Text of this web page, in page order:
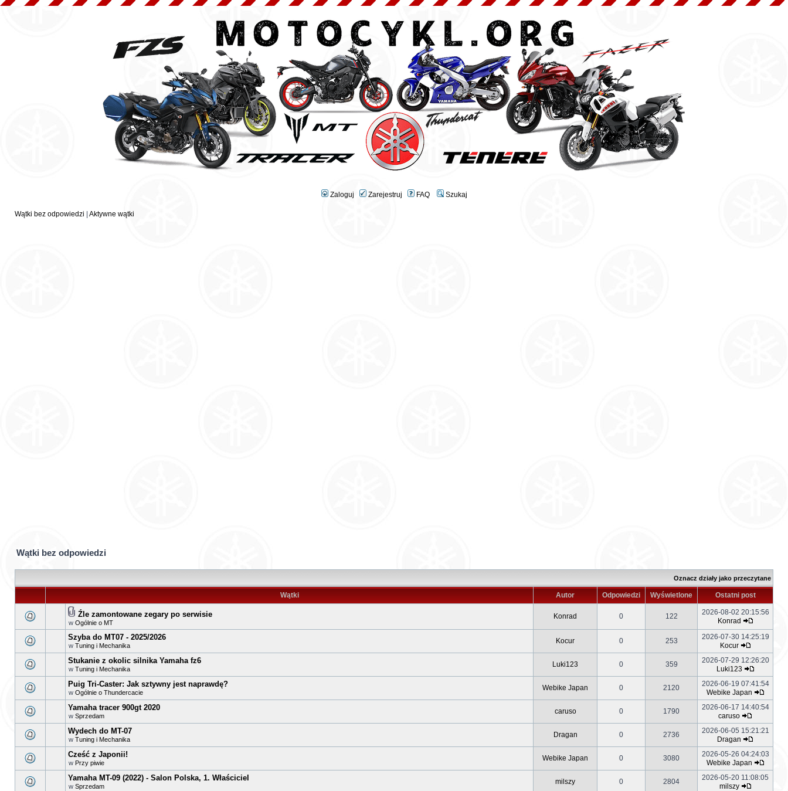
Zaloguj Zarejestruj FAQ Szukaj
Wątki bez odpowiedzi Aktywne wątki
Wątki bez odpowiedzi
Oznacz działy jako przeczytane
Wątki Autor Odpowiedzi Wyświetlone Ostatni post
Źle zamontowane zegary po serwisie
w Ogólnie o MT
Konrad 0 122
2026-08-02 20:15:56
Konrad
Szyba do MT07 - 2025/2026
w Tuning i Mechanika
Kocur 0 253
2026-07-30 14:25:19
Kocur
Stukanie z okolic silnika Yamaha fz6
w Tuning i Mechanika
Luki123 0 359
2026-07-29 12:26:20
Luki123
Puig Tri-Caster: Jak sztywny jest naprawdę?
w Ogólnie o Thundercacie
Webike Japan 0 2120
2026-06-19 07:41:54
Webike Japan
Yamaha tracer 900gt 2020
w Sprzedam
caruso 0 1790
2026-06-17 14:40:54
caruso
Wydech do MT-07
w Tuning i Mechanika
Dragan 0 2736
2026-06-05 15:21:21
Dragan
Cześć z Japonii!
w Przy piwie
Webike Japan 0 3080
2026-05-26 04:24:03
Webike Japan
Yamaha MT-09 (2022) - Salon Polska, 1. Właściciel
w Sprzedam
milszy 0 2804
2026-05-20 11:08:05
milszy